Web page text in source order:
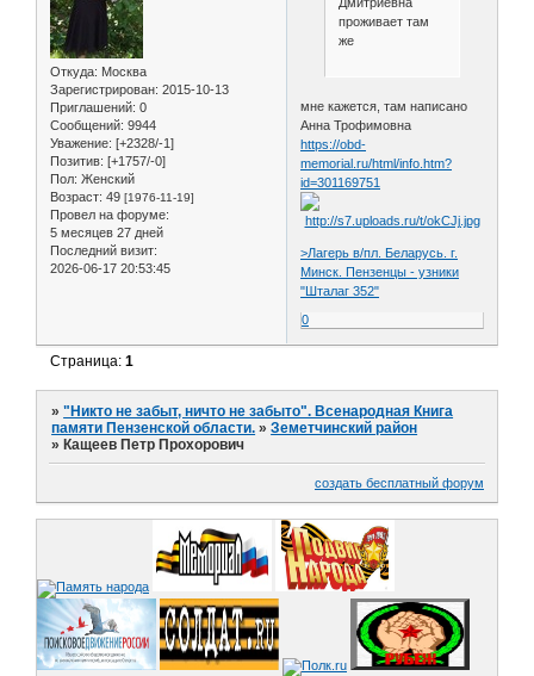
Откуда: Москва
Зарегистрирован: 2015-10-13
Приглашений: 0
Сообщений: 9944
Уважение: [+2328/-1]
Позитив: [+1757/-0]
Пол: Женский
Возраст: 49 [1976-11-19]
Провел на форуме:
5 месяцев 27 дней
Последний визит:
2026-06-17 20:53:45
проживает там
же
мне кажется, там написано
Анна Трофимовна
https://obd-
memorial.ru/html/info.htm?
id=301169751
>Лагерь в/пл. Беларусь. г.
Минск. Пензенцы - узники
"Шталаг 352"
0
Страница:1
»"Никто не забыт, ничто не забыто". Всенародная Книга
памяти Пензенской области. »Земетчинский район
» Кащеев Петр Прохорович
создать бесплатный форум